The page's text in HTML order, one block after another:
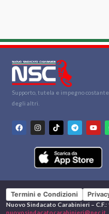
Supporto, tutela e impegno
degli altri.
Termini e Condizioni
Nuovo Sindacato Carabinieri – C.F.:
nuovosindacatocarabinieri@pec.it